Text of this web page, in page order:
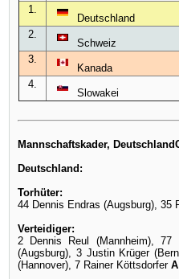
1.
Deutschland
2.
Schweiz
3.
Kanada
4.
Slowakei
Mannschaftskader,
Deutschland:
Torhüter:
44 Dennis Endras (Augsburg), 35
Verteidiger:
2 Dennis Reul (Mannheim), 77
(Augsburg), 3 Justin Krüger
(Hannover), 7 Rainer Köttsdorfer A